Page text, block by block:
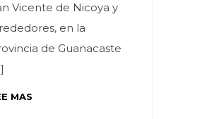
Vicente de Nicoya y
en la
de Guanacaste
MAS